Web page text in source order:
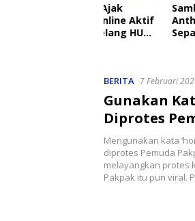
Sambut HUT RI
Anthony Buka
Sepak Takraw RA
BERITA 7 Februari
Gunakan
Diprotes
Mengunakan kata
diprotes Pemuda
melayangkan protes
Pakpak itu pun viral.